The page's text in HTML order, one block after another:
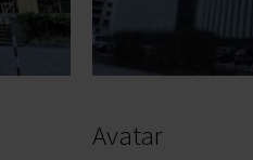
Avatar